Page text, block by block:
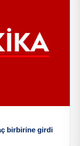
birbirine girdi